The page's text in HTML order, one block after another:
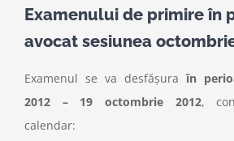
Examenului de primire în
avocat sesiunea
Examenul se va desfăşuraîn
2012 – 19 octombrie 2012,
calendar: